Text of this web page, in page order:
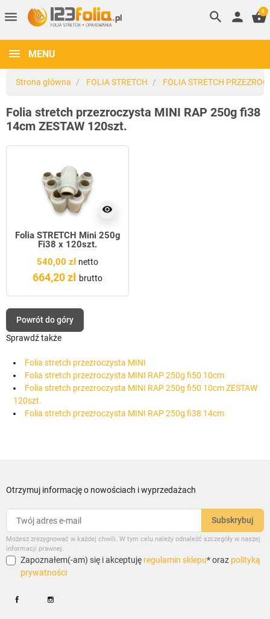
menu search person shopping_basket
0
MENU
Strona główna FOLIA STRETCH FOLIA STRETCH
Folia stretch przezroczysta MINI RAP 250g fi38
14cm ZESTAW 120szt.
visibility
Folia STRETCH Mini 250g
Fi38 x 120szt.
540,00 zł netto
664,20 zł brutto
Powrót do góry
Sprawdź także
Folia stretch przezroczysta MINI
Folia stretch przezroczysta MINI RAP 250g fi50 10cm
Folia stretch przezroczysta MINI RAP 250g fi50 10cm ZESTAW
120szt.
Folia stretch przezroczysta MINI RAP 250g fi38 14cm
Otrzymuj informację o nowościach i wyprzedażach
Możesz zrezygnować w każdej chwili. W tym celu należy odnaleźć szczegóły w naszej
informacji prawnej.
Zapoznałem(-am) się i akceptuję regulamin sklepu* oraz polityką
prywatności